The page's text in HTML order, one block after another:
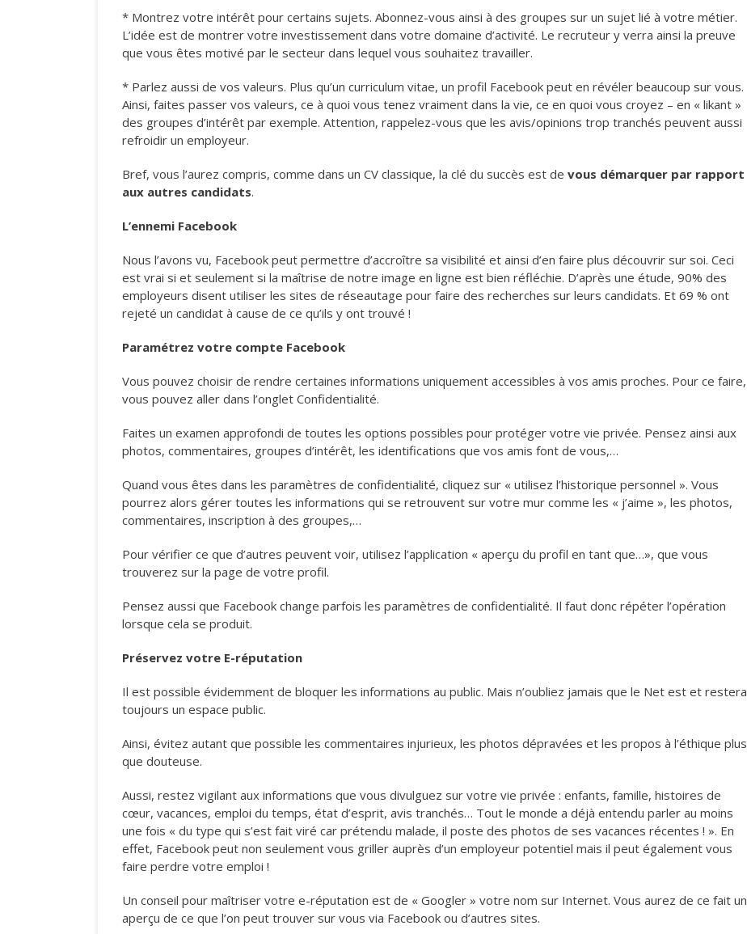
* Montrez votre intérêt pour certains sujets. Abonnez-vous ainsi à des groupes sur un sujet lié à votre métier.
L’idée est de montrer votre investissement dans votre domaine d’activité. Le recruteur y verra ainsi la preuve
que vous êtes motivé par le secteur dans lequel vous souhaitez travailler.
* Parlez aussi de vos valeurs. Plus qu’un curriculum vitae, un profil Facebook peut en révéler beaucoup sur vous.
Ainsi, faites passer vos valeurs, ce à quoi vous tenez vraiment dans la vie, ce en quoi vous croyez – en « likant »
des groupes d’intérêt par exemple. Attention, rappelez-vous que les avis/opinions trop tranchés peuvent aussi
refroidir un employeur.
Bref, vous l’aurez compris, comme dans un CV classique, la clé du succès est de vous démarquer par rapport
aux autres candidats.
L’ennemi Facebook
Nous l’avons vu, Facebook peut permettre d’accroître sa visibilité et ainsi d’en faire plus découvrir sur soi. Ceci
est vrai si et seulement si la maîtrise de notre image en ligne est bien réfléchie. D’après une étude, 90% des
employeurs disent utiliser les sites de réseautage pour faire des recherches sur leurs candidats. Et 69 % ont
rejeté un candidat à cause de ce qu’ils y ont trouvé !
Paramétrez votre compte Facebook
Vous pouvez choisir de rendre certaines informations uniquement accessibles à vos amis proches. Pour ce faire,
vous pouvez aller dans l’onglet Confidentialité.
Faites un examen approfondi de toutes les options possibles pour protéger votre vie privée. Pensez ainsi aux
photos, commentaires, groupes d’intérêt, les identifications que vos amis font de vous,…
Quand vous êtes dans les paramètres de confidentialité, cliquez sur « utilisez l’historique personnel ». Vous
pourrez alors gérer toutes les informations qui se retrouvent sur votre mur comme les « j’aime », les photos,
commentaires, inscription à des groupes,…
Pour vérifier ce que d’autres peuvent voir, utilisez l’application « aperçu du profil en tant que…», que vous
trouverez sur la page de votre profil.
Pensez aussi que Facebook change parfois les paramètres de confidentialité. Il faut donc répéter l’opération
lorsque cela se produit.
Préservez votre E-réputation
Il est possible évidemment de bloquer les informations au public. Mais n’oubliez jamais que le Net est et restera
toujours un espace public.
Ainsi, évitez autant que possible les commentaires injurieux, les photos dépravées et les propos à l’éthique plus
que douteuse.
Aussi, restez vigilant aux informations que vous divulguez sur votre vie privée : enfants, famille, histoires de
cœur, vacances, emploi du temps, état d’esprit, avis tranchés… Tout le monde a déjà entendu parler au moins
une fois « du type qui s’est fait viré car prétendu malade, il poste des photos de ses vacances récentes ! ». En
effet, Facebook peut non seulement vous griller auprès d’un employeur potentiel mais il peut également vous
faire perdre votre emploi !
Un conseil pour maîtriser votre e-réputation est de « Googler » votre nom sur Internet. Vous aurez de ce fait un
aperçu de ce que l’on peut trouver sur vous via Facebook ou d’autres sites.